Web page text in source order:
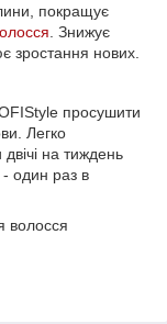
покращує
. Знижує
зростання нових.
просушити
Легко
на тиждень
- один раз в
волосся